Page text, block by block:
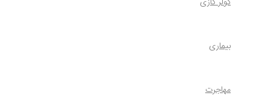
بیماری
مهاجرت